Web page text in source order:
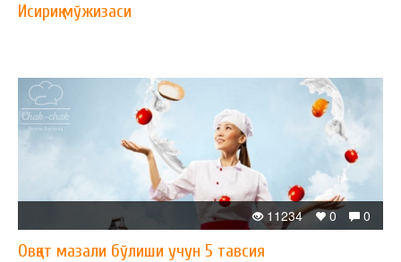
Исириқ мўжизаси
0
0
11234
Овқат мазали бўлиши учун 5 тавсия